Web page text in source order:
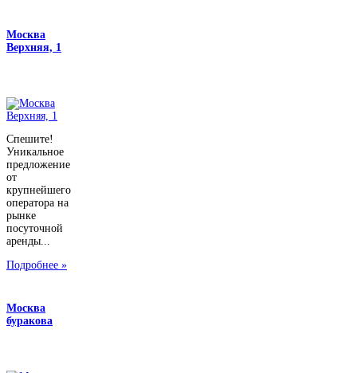
Москва
Верхняя, 1
Спешите!
Уникальное
предложение
от
крупнейшего
оператора на
рынке
посуточной
аренды...
Подробнее »
Москва
буракова